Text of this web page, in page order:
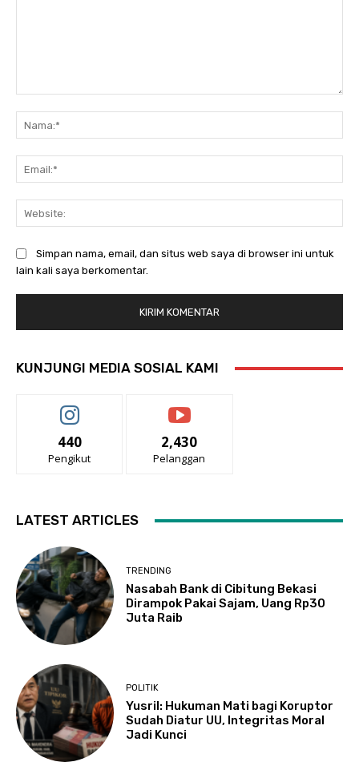
Simpan nama, email, dan situs web saya di browser ini untuk
lain kali saya berkomentar.
KUNJUNGI MEDIA SOSIAL KAMI
440
Pengikut
2,430
Pelanggan
LATEST ARTICLES
TRENDING
Nasabah Bank di Cibitung Bekasi
Dirampok Pakai Sajam, Uang Rp30
Juta Raib
POLITIK
Yusril: Hukuman Mati bagi Koruptor
Sudah Diatur UU, Integritas Moral
Jadi Kunci